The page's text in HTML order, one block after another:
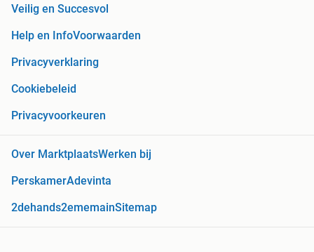
Veilig en Succesvol
Help en InfoVoorwaarden
Privacyverklaring
Cookiebeleid
Privacyvoorkeuren
Over MarktplaatsWerken bij
PerskamerAdevinta
2dehands2ememainSitemap